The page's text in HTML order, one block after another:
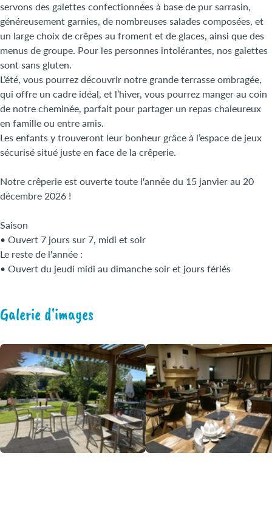
servons des galettes confectionnées à base de pur sarrasin,
généreusement garnies, de nombreuses salades composées, et
un large choix de crêpes au froment et de glaces, ainsi que des
menus de groupe. Pour les personnes intolérantes, nos galettes
sont sans gluten.
L’été, vous pourrez découvrir notre grande terrasse ombragée,
qui offre un cadre idéal, et l’hiver, vous pourrez manger au coin
de notre cheminée, parfait pour partager un repas chaleureux
en famille ou entre amis.
Les enfants y trouveront leur bonheur grâce à l’espace de jeux
sécurisé situé juste en face de la crêperie.
Notre crêperie est ouverte toute l'année du 15 janvier au 20
décembre 2026 !
Saison
• Ouvert 7 jours sur 7, midi et soir
Le reste de l'année :
• Ouvert du jeudi midi au dimanche soir et jours fériés
Galerie d'images